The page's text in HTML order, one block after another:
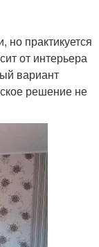
но практикуется
от интерьера
вариант
решение не